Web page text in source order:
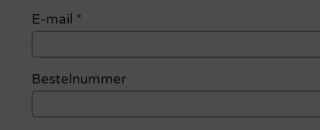
E-mail *
Bestelnummer